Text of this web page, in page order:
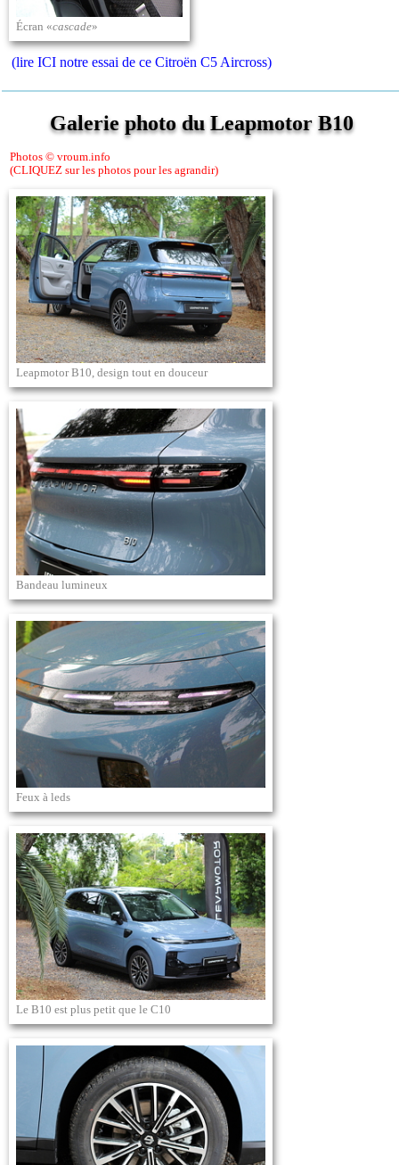
Écran «cascade»
(lire ICI notre essai de ce Citroën C5 Aircross)
Galerie photo du Leapmotor B10
Photos © vroum.info
(CLIQUEZ sur les photos pour les agrandir)
Leapmotor B10, design tout en douceur
Bandeau lumineux
Feux à leds
Le B10 est plus petit que le C10